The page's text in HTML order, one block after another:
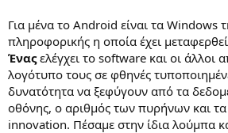
Για μένα το Android είναι τα Windows
πληροφορικής η οποία έχει
Έναςελέγχει το software και οι άλλοι
λογότυπο τους σε φθηνές
δυνατότητα να ξεφύγουν από τα
οθόνης, ο αριθμός των πυρήνων και τα
innovation. Πέσαμε στην ίδια λούμπα